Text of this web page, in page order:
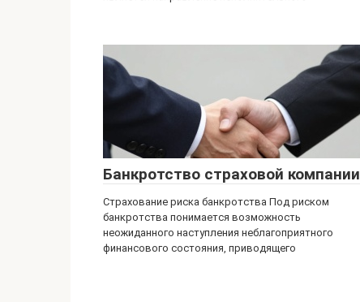
Банкротство страховой компании
Страхование риска банкротства Под риском
банкротства понимается возможность
неожиданного наступления неблагоприятного
финансового состояния, приводящего